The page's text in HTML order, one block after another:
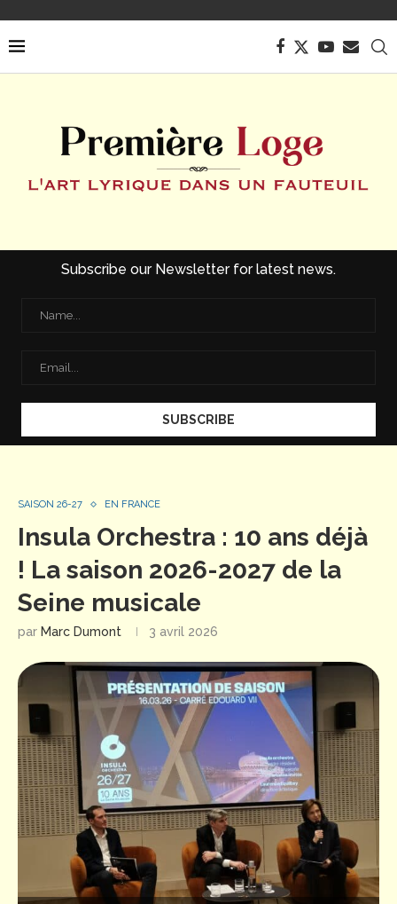
Subscribe our Newsletter for latest news.
SAISON 26-27 EN FRANCE
Insula Orchestra : 10 ans déjà
! La saison 2026-2027 de la
Seine musicale
par Marc Dumont 3 avril 2026